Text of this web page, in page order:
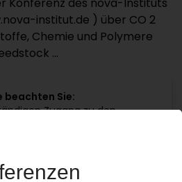
institut.de ) über CO 2
Chemie und Polymere
...
beachten Sie:
Zugang zu den
mit einem KI Abo: